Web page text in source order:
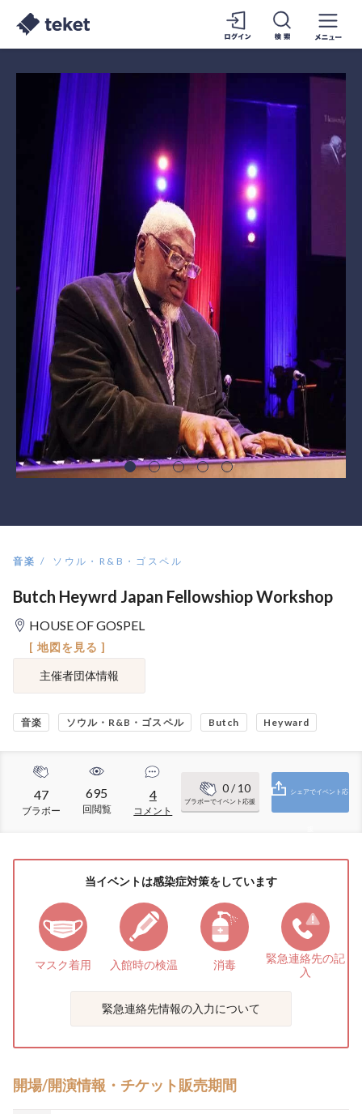
音楽 ソウル・R&B・ゴスペル
Butch Heywrd Japan Fellowshiop Workshop
HOUSE OF GOSPEL
[ 地図を見る ]
主催者団体情報
音楽 ソウル・R&B・ゴスペル Butch Heyward
47
ブラボー
695
回閲覧
4
コメント
0/ 10
ブラボーでイベント応援
シェアでイベント応
当イベントは感染症対策をしています
マスク着用 入館時の検温 消毒 緊急連絡先の記
入
緊急連絡先情報の入力について
開場/開演情報・チケット販売期間